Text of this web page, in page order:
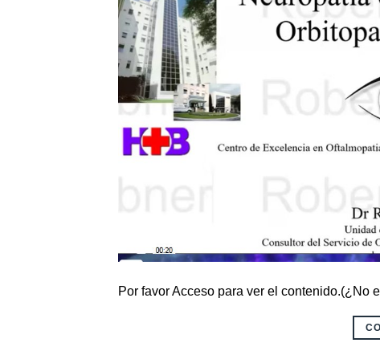
Por favor Acceso para ver el contenido.(¿No